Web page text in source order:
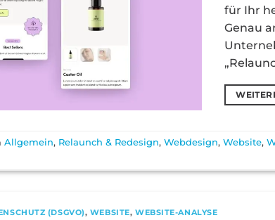
für Ihr
Genau
Allgemein, Relaunch & Redesign,Webdesign,Website,
(DSGVO), WEBSITE, WEBSITE-ANALYSE